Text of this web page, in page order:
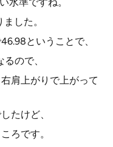
した。
ということで、
ので、
肩上がりで上がって
たけど、
ろです。